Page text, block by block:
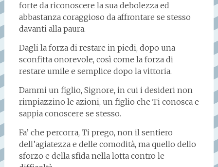
forte da riconoscere la sua debolezza ed
abbastanza coraggioso da affrontare se stesso
davanti alla paura.
Dagli la forza di restare in piedi, dopo una
sconfitta onorevole, così come la forza di
restare umile e semplice dopo la vittoria.
Dammi un figlio, Signore, in cui i desideri non
rimpiazzino le azioni, un figlio che Ti conosca e
sappia conoscere se stesso.
Fa’ che percorra, Ti prego, non il sentiero
dell’agiatezza e delle comodità, ma quello dello
sforzo e della sfida nella lotta contro le